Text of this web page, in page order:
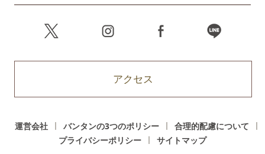
アクセス
運営会社 バンタンの3つのポリシー
合理的配慮について
プライバシーポリシー
サイトマップ